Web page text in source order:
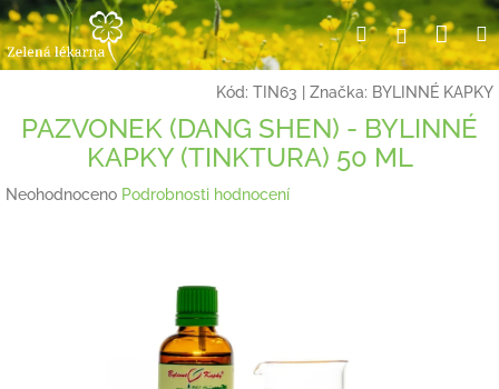
Přejít
na
obsah
HledatPřihlášení
Kód: TIN63 Značka: BYLINNÉ KAPKY
PAZVONEK (DANG SHEN) - BYLINNÉ
KAPKY (TINKTURA) 50 ML
Průměrné
Neohodnoceno Podrobnosti hodnocení